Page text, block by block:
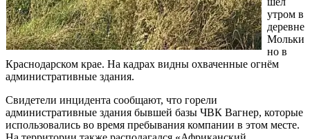
утром в
деревне
Мольки
но в
Краснодарском крае. На кадрах видны охваченные огнём
административные здания.
Свидетели инцидента сообщают, что горели
административные здания бывшей базы ЧВК Вагнер, которые
использовались во время пребывания компании в этом месте.